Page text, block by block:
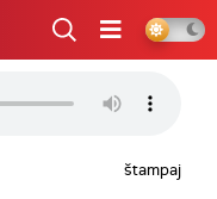
štampaj